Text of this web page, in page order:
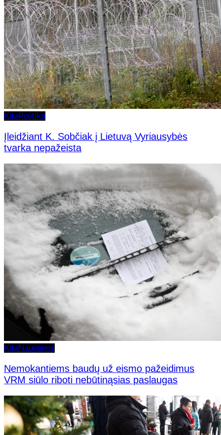
KitaPolitika
Įleidžiant K. Sobčiak į Lietuvą Vyriausybės
tvarka nepažeista
KitaNaujienos
Nemokantiems baudų už eismo pažeidimus
VRM siūlo riboti nebūtinąsias paslaugas